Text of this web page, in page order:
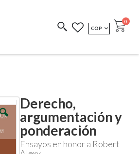
REDIMIR CÓDIGO
MONEDA
COP Cart
0
Derecho,
argumentación y
ponderación
Ensayos en honor a Robert